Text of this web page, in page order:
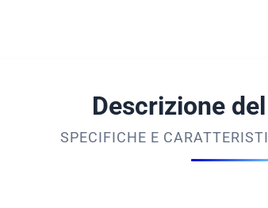
Descrizione
SPECIFICHE E